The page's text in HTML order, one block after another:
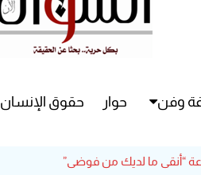
وفن حوار حقوق الإنسان
“أنقى ما لديك من فوضى”